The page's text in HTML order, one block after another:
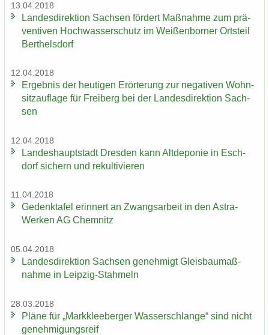
13.04.2018
Lan­des­di­rek­ti­on Sach­sen för­dert Maß­nah­me zum prä­
ven­ti­ven Hoch­was­ser­schutz im Wei­ßen­bor­ner Orts­teil
Bert­hels­dorf
12.04.2018
Er­geb­nis der heu­ti­gen Er­ör­te­rung zur ne­ga­ti­ven Wohn­
sitz­auf­la­ge für Frei­berg bei der Lan­des­di­rek­ti­on Sach­
sen
12.04.2018
Lan­des­haupt­stadt Dres­den kann Alt­de­po­nie in Esch­
dorf si­chern und re­kul­ti­vie­ren
11.04.2018
Ge­denk­ta­fel er­in­nert an Zwangs­ar­beit in den Astra-​
Werken AG Chem­nitz
05.04.2018
Lan­des­di­rek­ti­on Sach­sen ge­neh­migt Gleis­bau­maß­
nah­me in Leipzig-​Stahmeln
28.03.2018
Pläne für „Mark­klee­ber­ger Was­ser­schlan­ge“ sind nicht
ge­neh­mi­gungs­reif